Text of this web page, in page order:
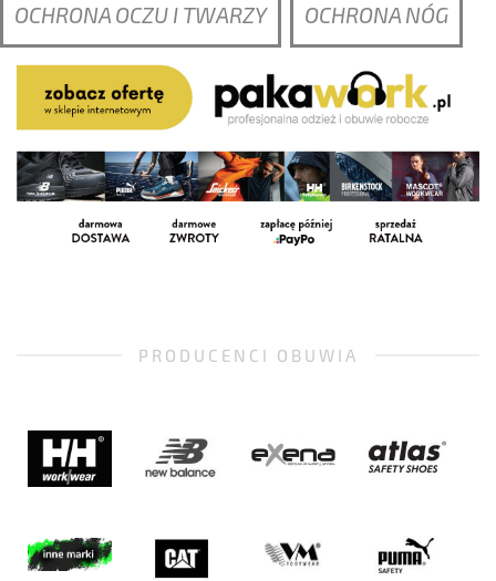
OCHRONA OCZU I TWARZY OCHRONA NÓG
PRODUCENCI OBUWIA